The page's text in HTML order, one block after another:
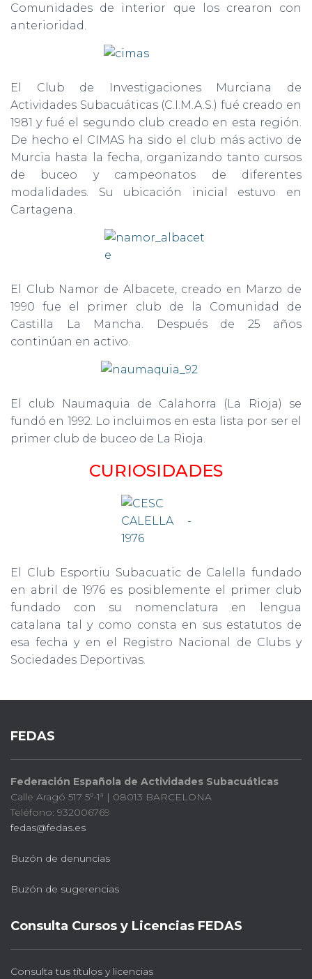
Comunidades de interior que los crearon con
anterioridad.
El Club de Investigaciones Murciana de
Actividades Subacuáticas (C.I.M.A.S.) fué creado en
1981 y fué el segundo club creado en esta región.
De hecho el CIMAS ha sido el club más activo de
Murcia hasta la fecha, organizando tanto cursos
de buceo y campeonatos de diferentes
modalidades. Su ubicación inicial estuvo en
Cartagena.
El Club Namor de Albacete, creado en Marzo de
1990 fue el primer club de la Comunidad de
Castilla La Mancha. Después de 25 años
continúan en activo.
El club Naumaquia de Calahorra (La Rioja) se
fundó en 1992. Lo incluimos en esta lista por ser el
primer club de buceo de La Rioja.
CURIOSIDADES
El Club Esportiu Subacuatic de Calella fundado
en abril de 1976 es posiblemente el primer club
fundado con su nomenclatura en lengua
catalana tal y como consta en sus estatutos de
esa fecha y en el Registro Nacional de Clubs y
Sociedades Deportivas.
FEDAS
Federación Española de Actividades Subacuáticas
Calle Aragó 517 5º-1ª | 08013 BARCELONA
Teléfono: 932006769
fedas@fedas.es
Buzón de denuncias
Buzón de sugerencias
Consulta Cursos y Licencias FEDAS
Consulta tus títulos y licencias